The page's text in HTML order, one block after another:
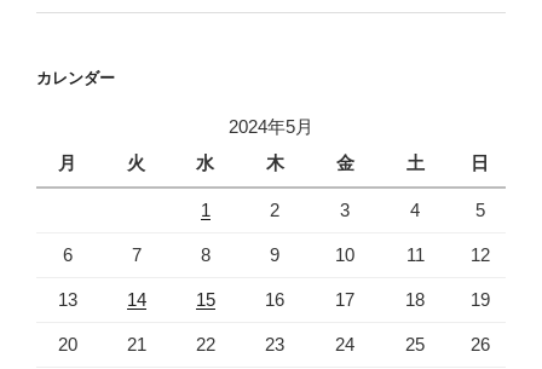
カレンダー
2024年5月
月
火 水 木 金 土 日
1 2 3 4 5
6 7 8 9 10 11 12
13 14 15 16 17 18 19
20 21 22 23 24 25 26